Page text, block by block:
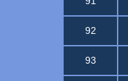
92
93